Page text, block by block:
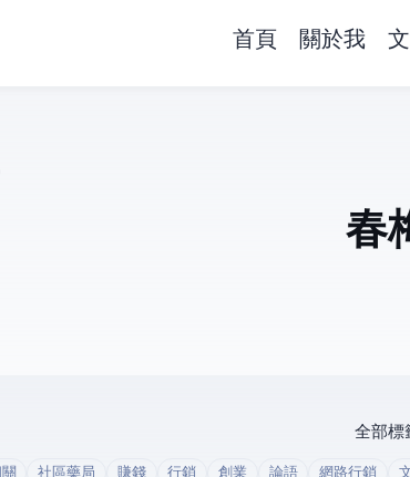
首頁 關於我
春
全部標
社區藥局 賺錢 行銷 創業 論語 網路行銷